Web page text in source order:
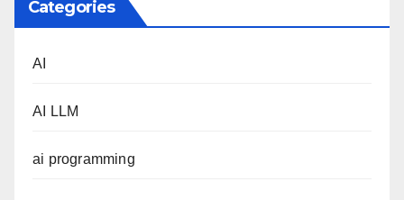
Categories
AI
AI LLM
ai programming